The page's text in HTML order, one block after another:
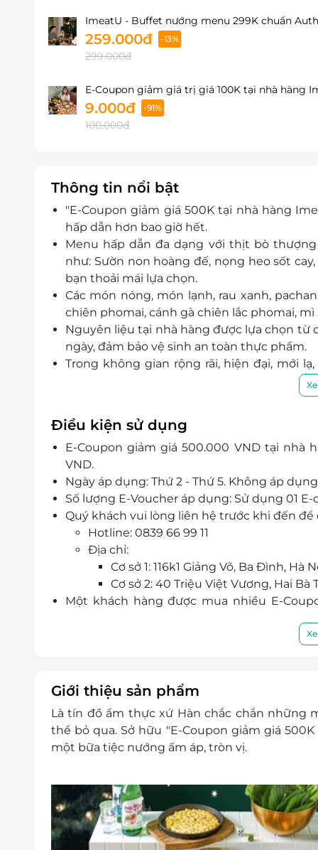
ImeatU - Buffet nướng menu 299K chuẩn
259.000đ -13%
299.000đ
E-Coupon giảm giá trị giá 100K tại nhà hàng
9.000đ -91%
100.000đ
Thông tin nổi bật
"E-Coupon giảm giá 500K tại nhà hàng
hấp dẫn hơn bao giờ hết.
Menu hấp dẫn đa dạng với thịt bò
như: Sườn non hoàng đế, nọng heo sốt
bạn thoải mái lựa chọn.
Các món nóng, món lạnh, rau xanh,
chiên phomai, cánh gà chiên lắc phomai, mì
Nguyên liệu tại nhà hàng được lựa chọn từ
ngày, đảm bảo vệ sinh an toàn thực phẩm.
Trong không gian rộng rãi, hiện đại, mới
chu đáo, nhiệt tình, nhà hàng ImeatU sẽ
Điều kiện sử dụng
E-Coupon giảm giá 500.000 VND tại nhà
VND.
Ngày áp dụng: Thứ 2 - Thứ 5. Không áp
Số lượng E-Voucher áp dụng: Sử dụng 01
Quý khách vui lòng liên hệ trước khi đến
Hotline: 0839 66 99 11
Địa chỉ:
Cơ sở 1: 116k1 Giảng Võ, Ba Đình, Hà
Cơ sở 2: 40 Triệu Việt Vương, Hai Bà
Một khách hàng được mua nhiều E-
E-Coupon không được cộng gộp, không
Không áp dụng nhiều mã E-Coupon trên
Mã E-Coupon xuất ra sẽ không được hoàn
Giới thiệu sản phẩm
Là tín đồ ẩm thực xứ Hàn chắc chắn những
thể bỏ qua. Sở hữu "E-Coupon giảm giá
một bữa tiệc nướng ấm áp, tròn vị.